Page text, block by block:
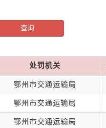
处罚机关
鄂州市交通运输局
鄂州市交通运输局
鄂州市交通运输局